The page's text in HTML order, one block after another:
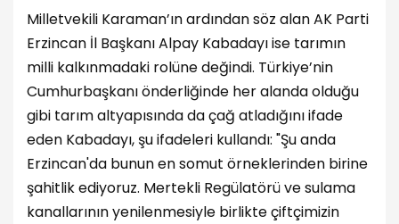
Milletvekili Karaman’ın ardından söz alan AK Parti
Erzincan İl Başkanı Alpay Kabadayı ise tarımın
milli kalkınmadaki rolüne değindi. Türkiye’nin
Cumhurbaşkanı önderliğinde her alanda olduğu
gibi tarım altyapısında da çağ atladığını ifade
eden Kabadayı, şu ifadeleri kullandı: "Şu anda
Erzincan'da bunun en somut örneklerinden birine
şahitlik ediyoruz. Mertekli Regülatörü ve sulama
kanallarının yenilenmesiyle birlikte çiftçimizin